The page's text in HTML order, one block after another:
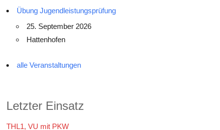
Übung Jugendleistungsprüfung
25. September 2026
Hattenhofen
alle Veranstaltungen
Letzter Einsatz
THL1, VU mit PKW